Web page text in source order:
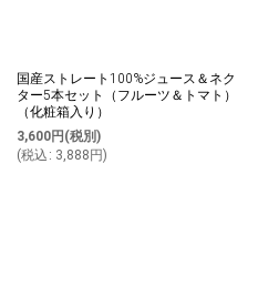
国産ストレート100%ジュース＆ネク
ター5本セット（フルーツ＆トマト）
（化粧箱入り）
3,600円 (税別)
(税込 : 3,888 円)